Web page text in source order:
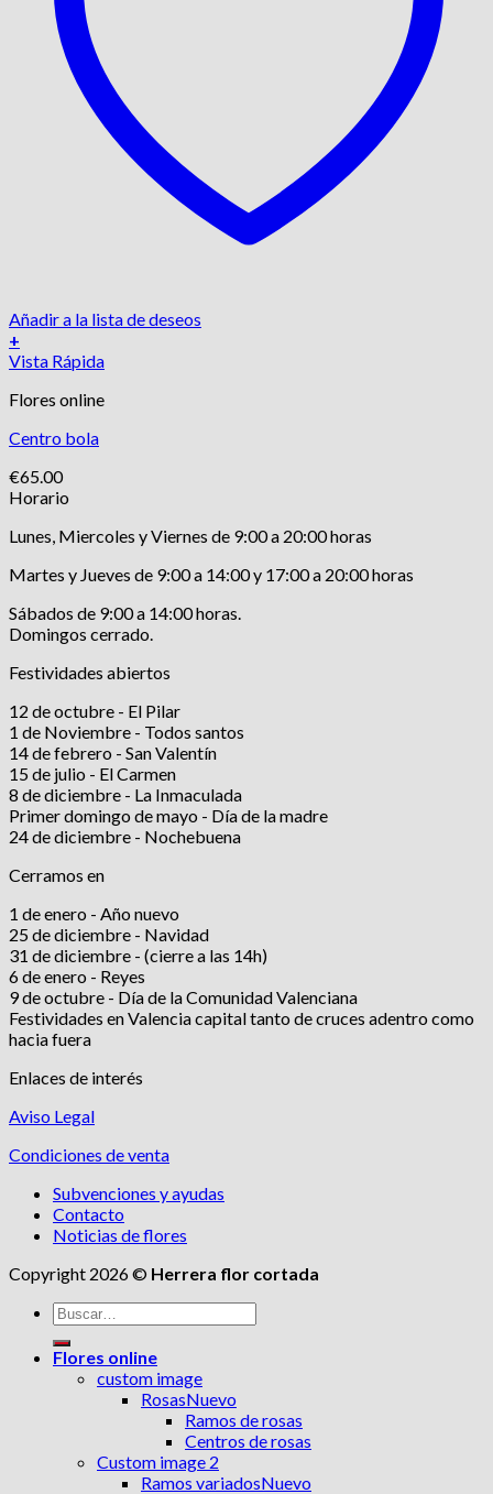
Añadir a la lista de deseos
+
Vista Rápida
Flores online
Centro bola
€65.00
Horario
Lunes, Miercoles y Viernes de 9:00 a 20:00 horas
Martes y Jueves de 9:00 a 14:00 y 17:00 a 20:00 horas
Sábados de 9:00 a 14:00 horas.
Domingos cerrado.
Festividades abiertos
12 de octubre - El Pilar
1 de Noviembre - Todos santos
14 de febrero - San Valentín
15 de julio - El Carmen
8 de diciembre - La Inmaculada
Primer domingo de mayo - Día de la madre
24 de diciembre - Nochebuena
Cerramos en
1 de enero - Año nuevo
25 de diciembre - Navidad
31 de diciembre - (cierre a las 14h)
6 de enero - Reyes
9 de octubre - Día de la Comunidad Valenciana
Festividades en Valencia capital tanto de cruces adentro como
hacia fuera
Enlaces de interés
Aviso Legal
Condiciones de venta
Subvenciones y ayudas
Contacto
Noticias de flores
Copyright 2026 © Herrera flor cortada
Buscar
por:
Flores online
custom image
Rosas
Ramos de rosas
Centros de rosas
Custom image 2
Ramos variados